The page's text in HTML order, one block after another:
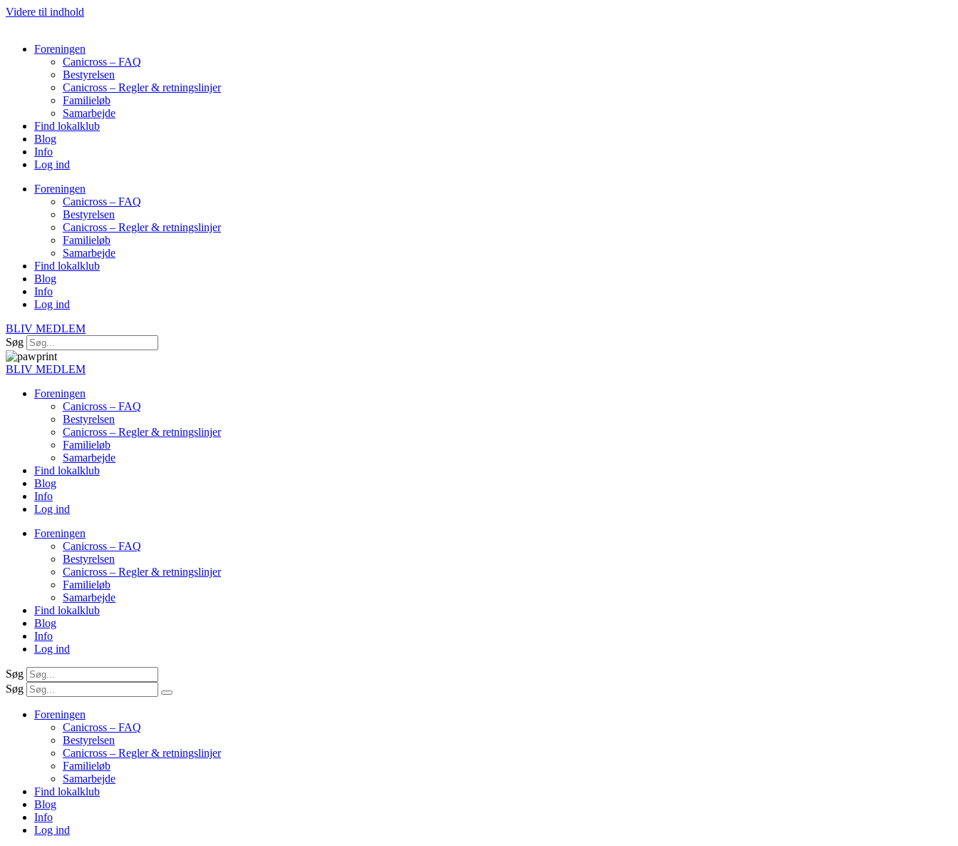
Videre til indhold
Foreningen
Canicross – FAQ
Bestyrelsen
Canicross – Regler & retningslinjer
Familieløb
Samarbejde
Find lokalklub
Blog
Info
Log ind
Foreningen
Canicross – FAQ
Bestyrelsen
Canicross – Regler & retningslinjer
Familieløb
Samarbejde
Find lokalklub
Blog
Info
Log ind
BLIV MEDLEM
Søg
BLIV MEDLEM
Foreningen
Canicross – FAQ
Bestyrelsen
Canicross – Regler & retningslinjer
Familieløb
Samarbejde
Find lokalklub
Blog
Info
Log ind
Foreningen
Canicross – FAQ
Bestyrelsen
Canicross – Regler & retningslinjer
Familieløb
Samarbejde
Find lokalklub
Blog
Info
Log ind
Søg
Søg
Foreningen
Canicross – FAQ
Bestyrelsen
Canicross – Regler & retningslinjer
Familieløb
Samarbejde
Find lokalklub
Blog
Info
Log ind